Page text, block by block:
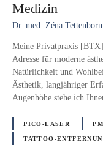
Medizin
Dr. med. Zéna Tettenborn
Meine Privatpraxis
Adresse für moderne
Natürlichkeit und
Ästhetik, langjähriger
Augenhöhe stehe ich
PICO-LASER
TATTOO-